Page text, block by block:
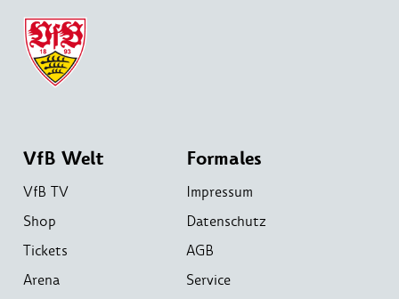
VfB Welt
VfB TV
Shop
Tickets
Arena
Formales
Impressum
Datenschutz
AGB
Service